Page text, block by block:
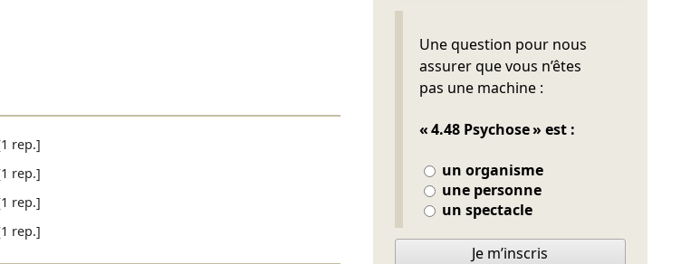
rep.]
rep.]
rep.]
rep.]
Une question pour nous
assurer que vous n’êtes
pas une machine :
« 4.48 Psychose » est :
un organisme
une personne
un spectacle
Ne pas remplir
Je m’inscris